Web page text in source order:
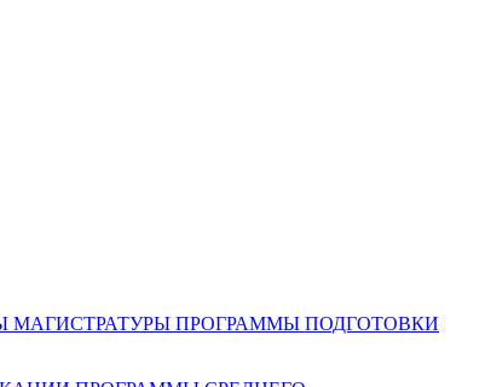
МАГИСТРАТУРЫ ПРОГРАММЫ ПОДГОТОВКИ